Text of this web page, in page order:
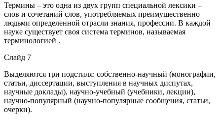
Термины – это одна из двух групп специальной лексики –
слов и сочетаний слов, употребляемых преимущественно
людьми определенной отрасли знания, профессии. В каждой
науке существует своя система терминов, называемая
терминологией .
Слайд 7
Выделяются три подстиля: собственно-научный (монографии,
статьи, диссертации, выступления в научных диспутах,
научные доклады), научно-учебный (учебники, лекции),
научно-популярный (научно-популярные сообщения, статьи,
очерки).